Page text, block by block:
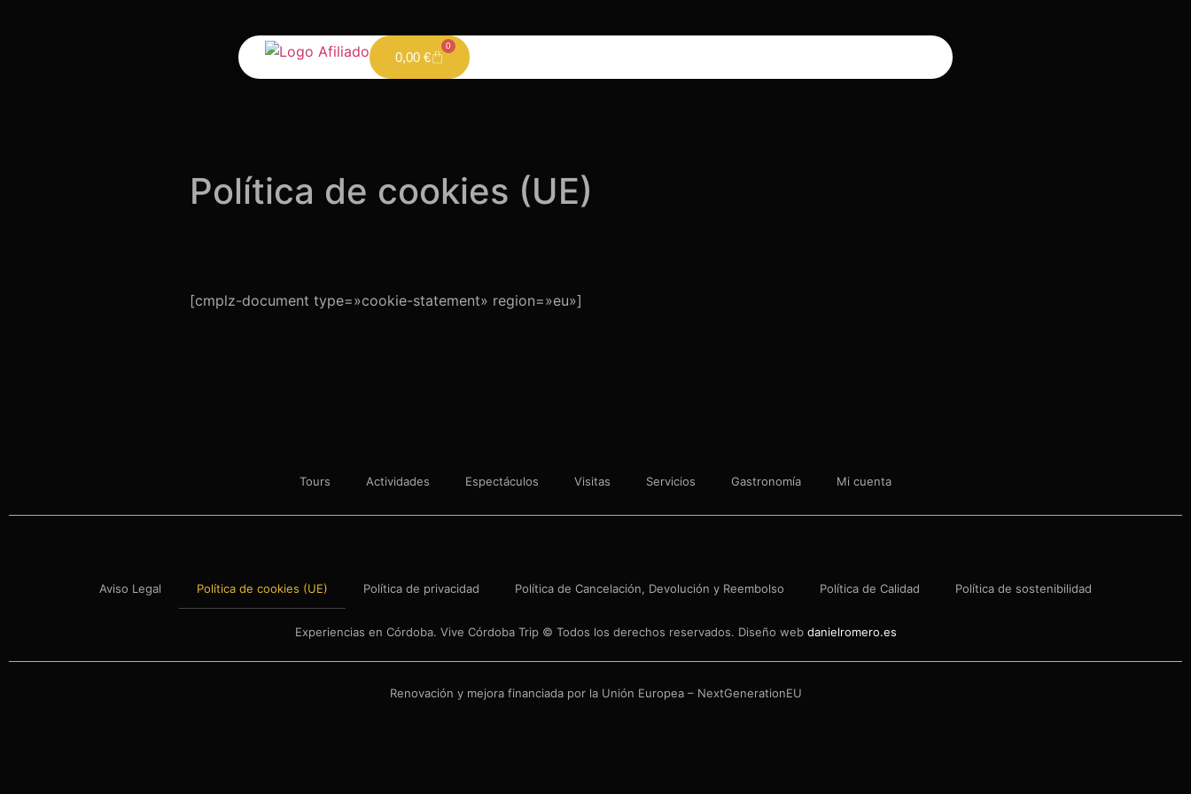
0,00 €
0
Política de cookies (UE)
[cmplz-document type=»cookie-statement» region=»eu»]
Tours Actividades Espectáculos Visitas Servicios Gastronomía Mi cuenta
Aviso Legal Política de cookies (UE) Política de privacidad Política de Cancelación, Devolución y Reembolso Política de Calidad Política de sostenibilidad
Experiencias en Córdoba. Vive Córdoba Trip © Todos los derechos reservados. Diseño web danielromero.es
Renovación y mejora financiada por la Unión Europea – NextGenerationEU​